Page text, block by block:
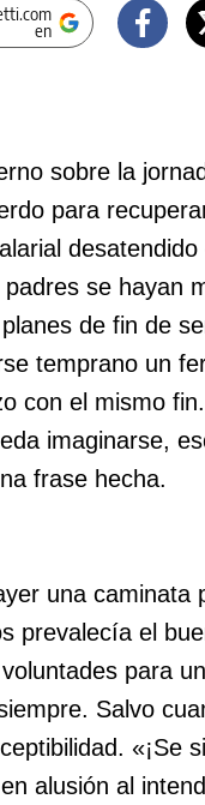
en
sobre la
para
se hayan
de fin de
temprano un
con el mismo
imaginarse,
frase hecha.
una caminata
prevalecía el
para
Salvo
«¡Se
alusión al